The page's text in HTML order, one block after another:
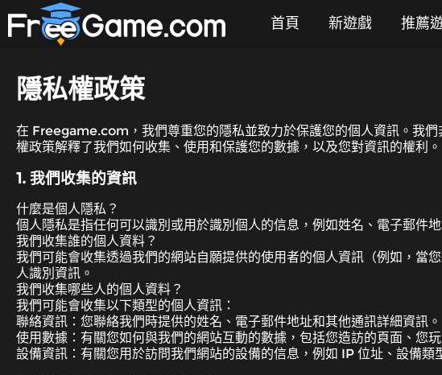
首頁 新遊戲 推薦
隱私權政策
在 Freegame.com，我們尊重您的隱私並致力於保護您的個人資訊。我
權政策解釋了我們如何收集、使用和保護您的數據，以及您對資訊的權利。
1. 我們收集的資訊
什麼是個人隱私？
個人隱私是指任何可以識別或用於識別個人的信息，例如姓名、電子郵件
我們收集誰的個人資料？
我們可能會收集透過我們的網站自願提供的使用者的個人資訊（例如，當
人識別資訊。
我們收集哪些人的個人資料？
我們可能會收集以下類型的個人資訊：
聯絡資訊：您聯絡我們時提供的姓名、電子郵件地址和其他通訊詳細資訊。
使用數據：有關您如何與我們的網站互動的數據，包括您造訪的頁面、您
設備資訊：有關您用於訪問我們網站的設備的信息，例如 IP 位址、設備類